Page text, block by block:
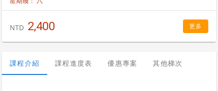
NTD 2,400 更多
課程介紹 課程進度表 優惠專案 其他梯次